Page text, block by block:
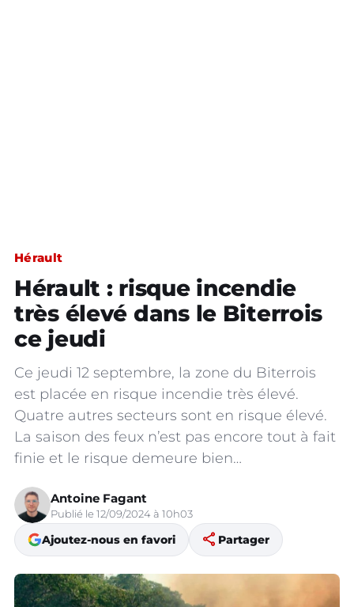
Hérault
Hérault : risque incendie
très élevé dans le Biterrois
ce jeudi
Ce jeudi 12 septembre, la zone du Biterrois
est placée en risque incendie très élevé.
Quatre autres secteurs sont en risque élevé.
La saison des feux n’est pas encore tout à fait
finie et le risque demeure bien…
Antoine Fagant
Publié le 12/09/2024 à 10h03
Ajoutez-nous en favori share Partager